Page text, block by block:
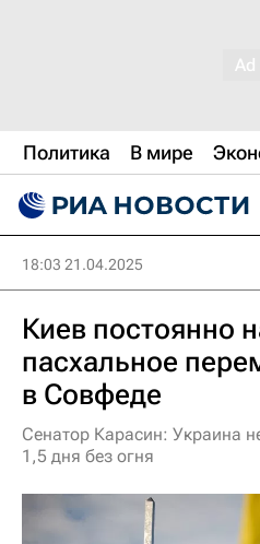
Политика В мире
18:03 21.04.2025
Киев постоянно
пасхальное
в Совфеде
Сенатор Карасин: Украина
1,5 дня без огня